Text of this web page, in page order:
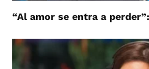
“Al amor se entra a perder”: